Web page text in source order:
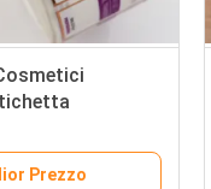
adesiva
Prezzo